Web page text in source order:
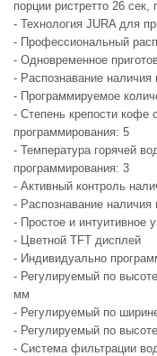
порции ристретто 26 сек,
- Технология JURA для
- Профессиональный
- Одновременное
- Распознавание наличия
- Программируемое
- Степень крепости кофе
программирования: 5
- Температура горячей
программирования: 3
- Активный контроль
- Распознавание наличия
- Простое и интуитивное
- Цветной TFT дисплей
- Индивидуально
- Регулируемый по
мм
- Регулируемый по
- Регулируемый по
- Система фильтрации